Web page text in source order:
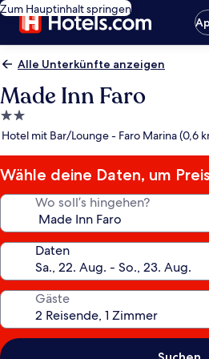
Zum Hauptinhalt springen
Alle Unterkünfte anzeigen
Made Inn Faro
2.0-
Sterne-
Hotel mit Bar/Lounge - Faro Marina (0,6
Wähle deine Daten, um
Wo soll’s hingehen?
Daten
Gäste